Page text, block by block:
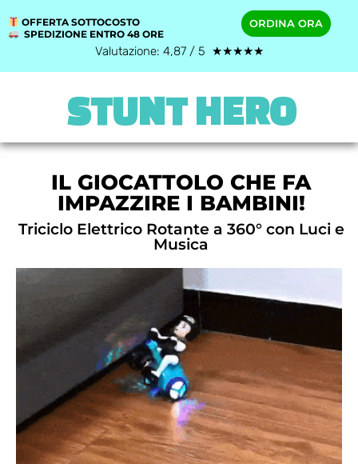
OFFERTA SOTTOCOSTO
SPEDIZIONE ENTRO 48 ORE
ORDINA ORA
Valutazione: 4,87 / 5 ★★★★★
STUNT HERO
IL GIOCATTOLO CHE FA
IMPAZZIRE I BAMBINI!
Triciclo Elettrico Rotante a 360° con Luci e
Musica